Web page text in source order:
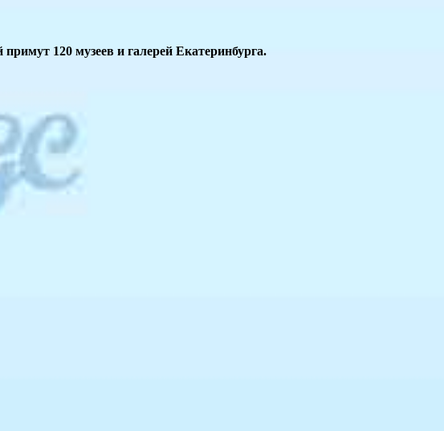
120 музеев и галерей Екатеринбурга.